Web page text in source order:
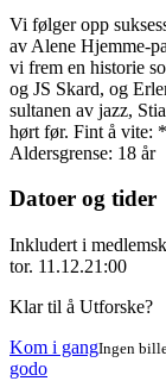
Vi følger opp
av Alene Hjemme-
vi frem en historie
og JS Skard, og
sultanen av jazz,
hørt før. Fint å vite:
Aldersgrense: 18 år
Datoer og tider
Inkludert i
tor. 11.12.21:00
Klar til å Utforske?
Kom i gangIngen
godo